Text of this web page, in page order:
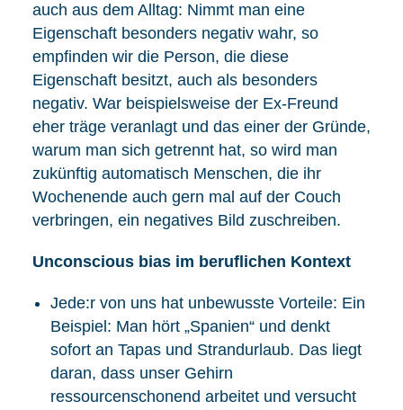
auch aus dem Alltag: Nimmt man eine
Eigenschaft besonders negativ wahr, so
empfinden wir die Person, die diese
Eigenschaft besitzt, auch als besonders
negativ. War beispielsweise der Ex-Freund
eher träge veranlagt und das einer der Gründe,
warum man sich getrennt hat, so wird man
zukünftig automatisch Menschen, die ihr
Wochenende auch gern mal auf der Couch
verbringen, ein negatives Bild zuschreiben.
Unconscious bias im beruflichen Kontext
Jede:r von uns hat unbewusste Vorteile: Ein
Beispiel: Man hört „Spanien“ und denkt
sofort an Tapas und Strandurlaub. Das liegt
daran, dass unser Gehirn
ressourcenschonend arbeitet und versucht